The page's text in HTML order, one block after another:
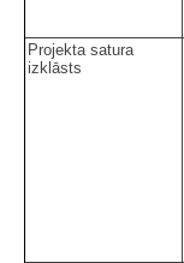
Projekta satura
izklāsts